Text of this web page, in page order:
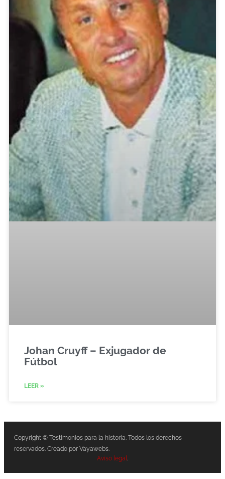
Johan Cruyff – Exjugador de
Fútbol
LEER »
Copyright © Testimonios para la historia. Todos los derechos
reservados. Creado por Vayawebs.
Aviso legal